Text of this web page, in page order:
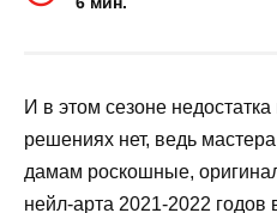
И в этом сезоне
решениях нет, ведь
дамам роскошные,
нейл-арта 2021-2022 годов